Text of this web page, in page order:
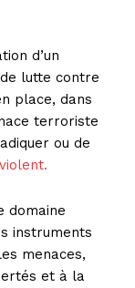
d’un
lutte contre
place, dans
terroriste
ou de
domaine
instruments
menaces,
et à la